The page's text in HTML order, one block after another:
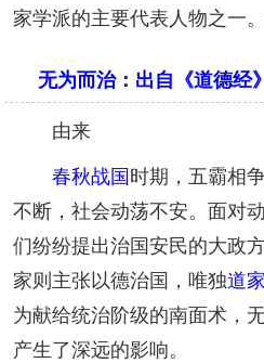
家学派的主要代表人物之一
无为而治：出自《道德经
由来
春秋战国 时期，五霸相
不断，社会动荡不安。面对
们纷纷提出治国安民的大政
家则主张以德治国，唯独道家
为献给统治阶级的南面术，
产生了深远的影响。